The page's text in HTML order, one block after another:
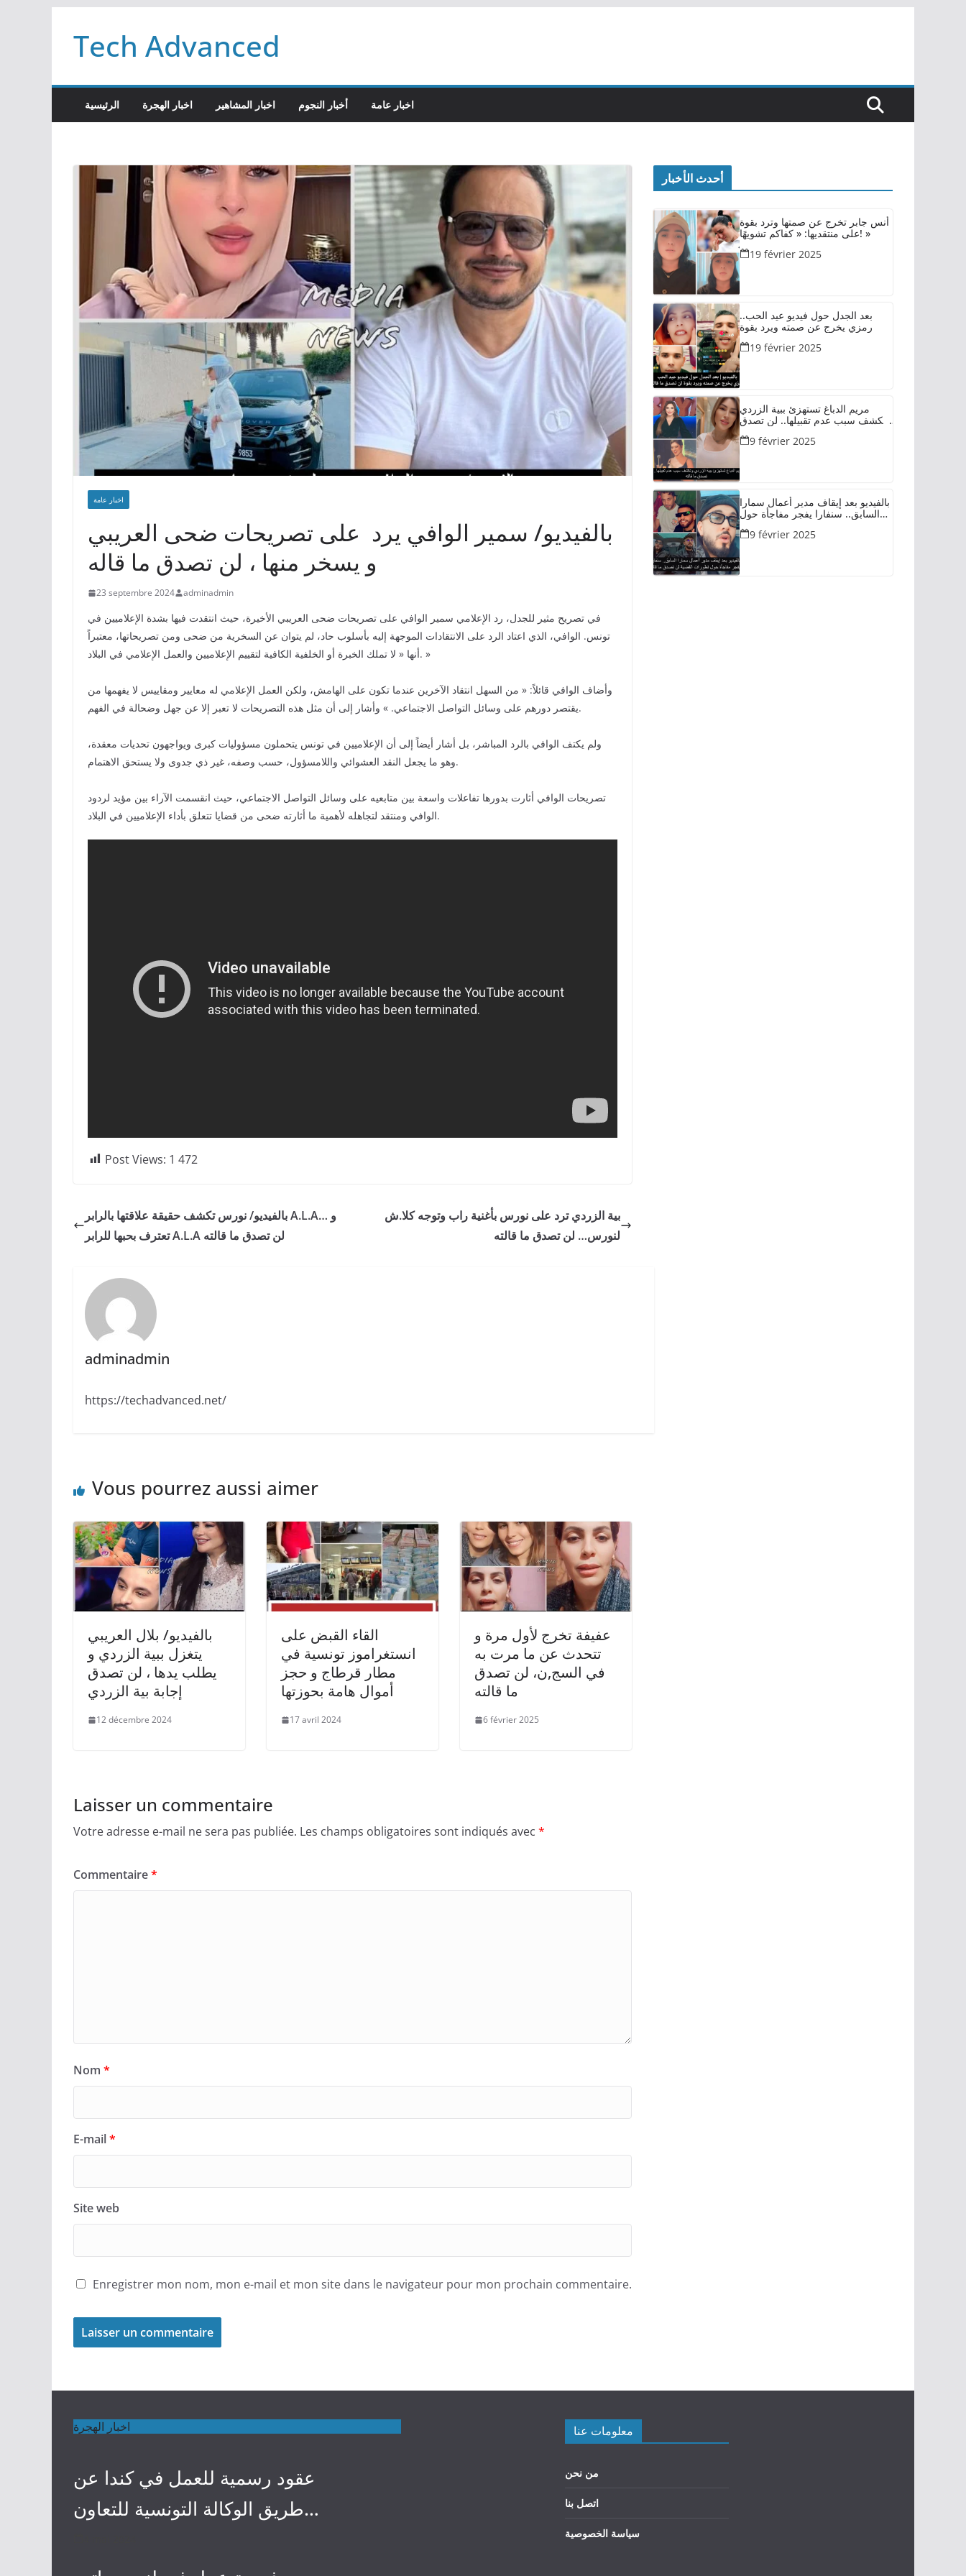
contenu
Tech Advanced
الرئيسية اخبار الهجرة اخبار المشاهير أخبار النجوم اخبار عامة
اخبار عامة
بالفيديو/ سمير الوافي يرد على تصريحات ضحى العريبي
و يسخر منها ، لن تصدق ما قاله
23 septembre 2024 adminadmin
في تصريح مثير للجدل، رد الإعلامي سمير الوافي على تصريحات ضحى العريبي الأخيرة، حيث انتقدت فيها بشدة الإعلاميين في
تونس. الوافي، الذي اعتاد الرد على الانتقادات الموجهة إليه بأسلوب حاد، لم يتوان عن السخرية من ضحى ومن تصريحاتها، معتبراً
أنها « لا تملك الخبرة أو الخلفية الكافية لتقييم الإعلاميين والعمل الإعلامي في البلاد. »
وأضاف الوافي قائلاً: « من السهل انتقاد الآخرين عندما تكون على الهامش، ولكن العمل الإعلامي له معايير ومقاييس لا يفهمها من
يقتصر دورهم على وسائل التواصل الاجتماعي. » وأشار إلى أن مثل هذه التصريحات لا تعبر إلا عن جهل وضحالة في الفهم.
ولم يكتف الوافي بالرد المباشر، بل أشار أيضاً إلى أن الإعلاميين في تونس يتحملون مسؤوليات كبرى ويواجهون تحديات معقدة،
وهو ما يجعل النقد العشوائي واللامسؤول، حسب وصفه، غير ذي جدوى ولا يستحق الاهتمام.
تصريحات الوافي أثارت بدورها تفاعلات واسعة بين متابعيه على وسائل التواصل الاجتماعي، حيث انقسمت الآراء بين مؤيد لردود
الوافي ومنتقد لتجاهله لأهمية ما أثارته ضحى من قضايا تتعلق بأداء الإعلاميين في البلاد.
Post Views: 1 472
بالفيديو/ نورس تكشف حقيقة علاقتها بالرابر A.L.A… و
تعترف بحبها للرابر A.L.A لن تصدق ما قالته
بية الزردي ترد على نورس بأغنية راب وتوجه كلا.ش
لنورس… لن تصدق ما قالته
adminadmin
https://techadvanced.net/
Vous pourrez aussi aimer
بالفيديو/ بلال العريبي
يتغزل ببية الزردي و
يطلب يدها ، لن تصدق
إجابة بية الزردي
12 décembre 2024
القاء القبض على
انستغراموز تونسية في
مطار قرطاج و حجز
أموال هامة بحوزتها
17 avril 2024
عفيفة تخرج لأول مرة و
تتحدث عن ما مرت به
في السج,ن، لن تصدق
ما قالته
6 février 2025
Laisser un commentaire
Votre adresse e-mail ne sera pas publiée. Les champs obligatoires sont indiqués avec *
Commentaire*
Nom *
E-mail*
Site web
Enregistrer mon nom, mon e-mail et mon site dans le navigateur pour mon prochain commentaire.
أحدث الأخبار
أنس جابر تخرج عن صمتها وترد بقوة
على منتقديها: « كفاكم تشويهًا! »
19 février 2025
بعد الجدل حول فيديو عيد الحب..
رمزي يخرج عن صمته ويرد بقوة
19 février 2025
مريم الدباغ تستهزئ ببية الزردي
وتكشف سبب عدم تقبيلها.. لن تصدق
ما قالته
9 février 2025
بالفيديو بعد إيقاف مدير أعمال سمارا
السابق.. سنفارا يفجر مفاجأة حول
تطورات القضية لن تصدق ما قاله
9 février 2025
اخبار الهجرة
عقود رسمية للعمل في كندا عن
طريق الوكالة التونسية للتعاون
معلومات عنا
من نحن
اتصل بنا
سياسة الخصوصية